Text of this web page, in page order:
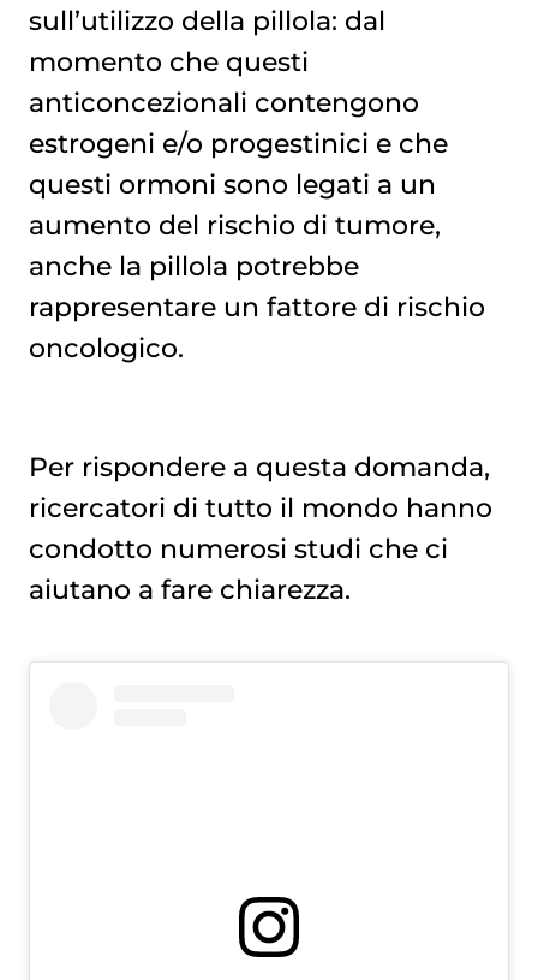
sull’utilizzo della pillola: dal
momento che questi
anticoncezionali contengono
estrogeni e/o progestinici e che
questi ormoni sono legati a un
aumento del rischio di tumore,
anche la pillola potrebbe
rappresentare un fattore di rischio
oncologico.
Per rispondere a questa domanda,
ricercatori di tutto il mondo hanno
condotto numerosi studi che ci
aiutano a fare chiarezza.